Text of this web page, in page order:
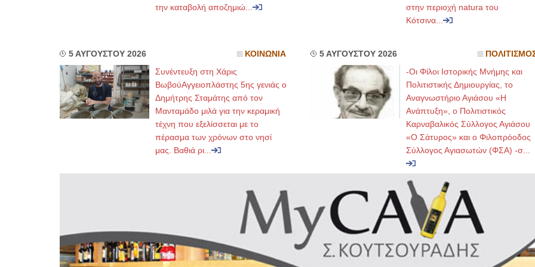
την καταβολή αποζημιώ...
στην περιοχή natura του
Κότσινα...
5 ΑΥΓΟΥΣΤΟΥ 2026 ΚΟΙΝΩΝΙΑ
Συνέντευξη στη Χάρις
ΒωβούΑγγειοπλάστης 5ης γενιάς ο
Δημήτρης Σταμάτης από τον
Μανταμάδο μιλά για την κεραμική
τέχνη που εξελίσσεται με το
πέρασμα των χρόνων στο νησί
μας. Βαθιά ρι...
5 ΑΥΓΟΥΣΤΟΥ 2026
-Οι Φίλοι Ιστορικής Μνήμης και
Πολιτιστικής Δημιουργίας, το
Αναγνωστήριο Αγιάσου «Η
Ανάπτυξη», ο Πολιτιστικός
Καρναβαλικός Σύλλογος Αγιάσου
«Ο Σάτυρος» και ο Φιλοπρόοδος
Σύλλογος Αγιασωτών (ΦΣΑ) -σ...